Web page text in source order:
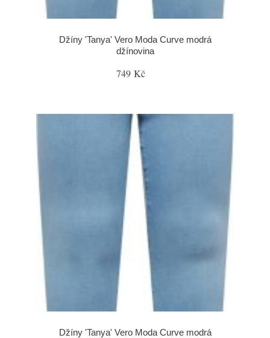
Džíny 'Tanya' Vero Moda Curve modrá
džínovina
749 Kč
Džíny 'Tanya' Vero Moda Curve modrá